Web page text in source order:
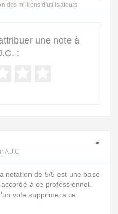
des millions d'utilisateurs
une note à
:
A.J.C.
notation de 5/5 est une base
à ce professionnel.
vote supprimera ce